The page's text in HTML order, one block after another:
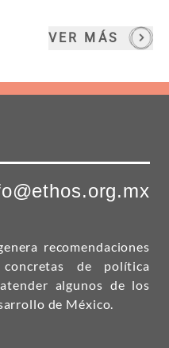
VER MÁS
recomendaciones
de política
algunos de los
de México.